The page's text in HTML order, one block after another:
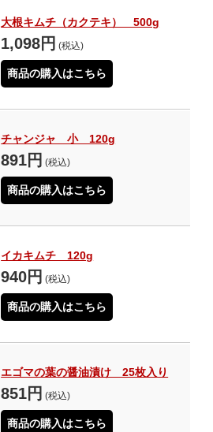
大根キムチ（カクテキ） 500g
1,098円 (税込)
商品の購入はこちら
チャンジャ 小 120g
891円 (税込)
商品の購入はこちら
イカキムチ 120g
940円 (税込)
商品の購入はこちら
エゴマの葉の醤油漬け 25枚入り
851円 (税込)
商品の購入はこちら